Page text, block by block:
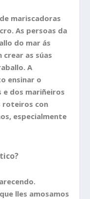
mariscadoras
As persoas da
do mar ás
crear as súas
A
ensinar o
dos mariñeiros
roteiros con
especialmente
lles amosamos